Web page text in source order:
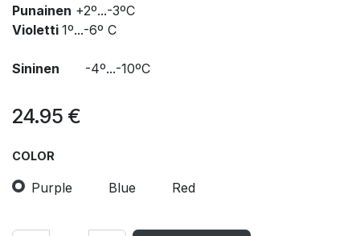
Punainen +2º...-3ºC
Violetti 1º...-6º C
Sininen -4º...-10ºC
24.95 €
COLOR
Purple Blue Red